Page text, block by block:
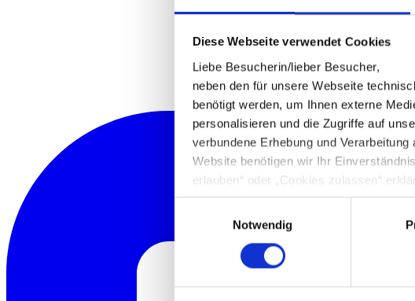
Diese Webseite verwendet Cookies
Liebe Besucherin/lieber Besucher,
neben den für unsere Webseite
benötigt werden, um Ihnen externe
personalisieren und die Zugriffe auf
verbundene Erhebung und
Website benötigen wir Ihr
erlauben“ oder „Cookies zulassen“
Cookie-Optionen finden Sie unter
Hinweis zur Datenübermittlung in die
49 Abs. 1 S. 1 lit. a) DSGVO ein, dass
Notwendig